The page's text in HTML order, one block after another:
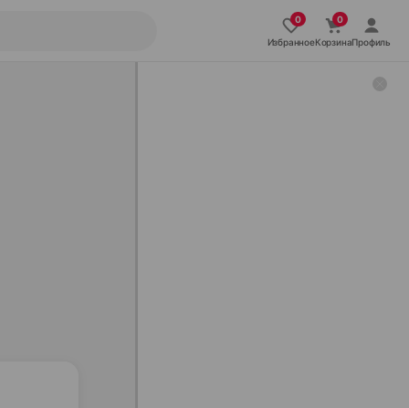
ИзбранноеКорзинаПрофиль